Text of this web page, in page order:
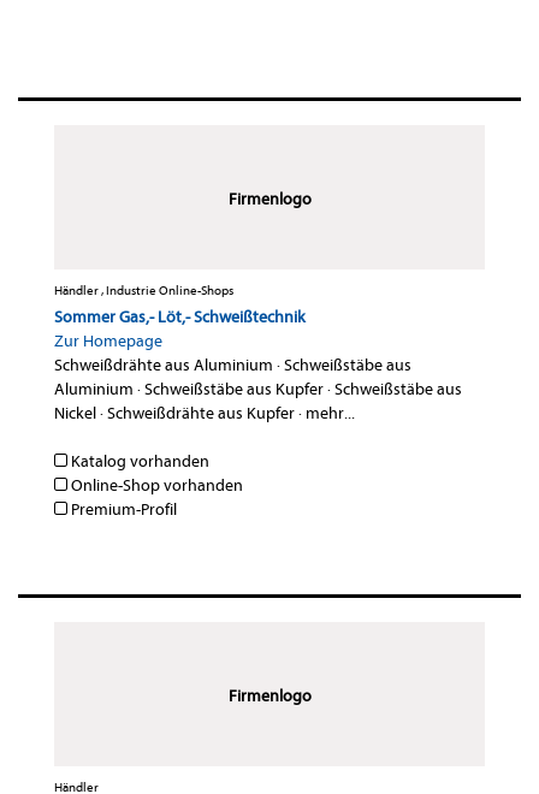
Firmenlogo
Händler , Industrie Online-Shops
Sommer Gas,- Löt,- Schweißtechnik
Zur Homepage
Schweißdrähte aus Aluminium ·Schweißstäbe aus
Aluminium ·Schweißstäbe aus Kupfer·Schweißstäbe aus
Nickel·Schweißdrähte aus Kupfer· mehr...
Katalog vorhanden
Online-Shop vorhanden
Premium-Profil
Firmenlogo
Händler